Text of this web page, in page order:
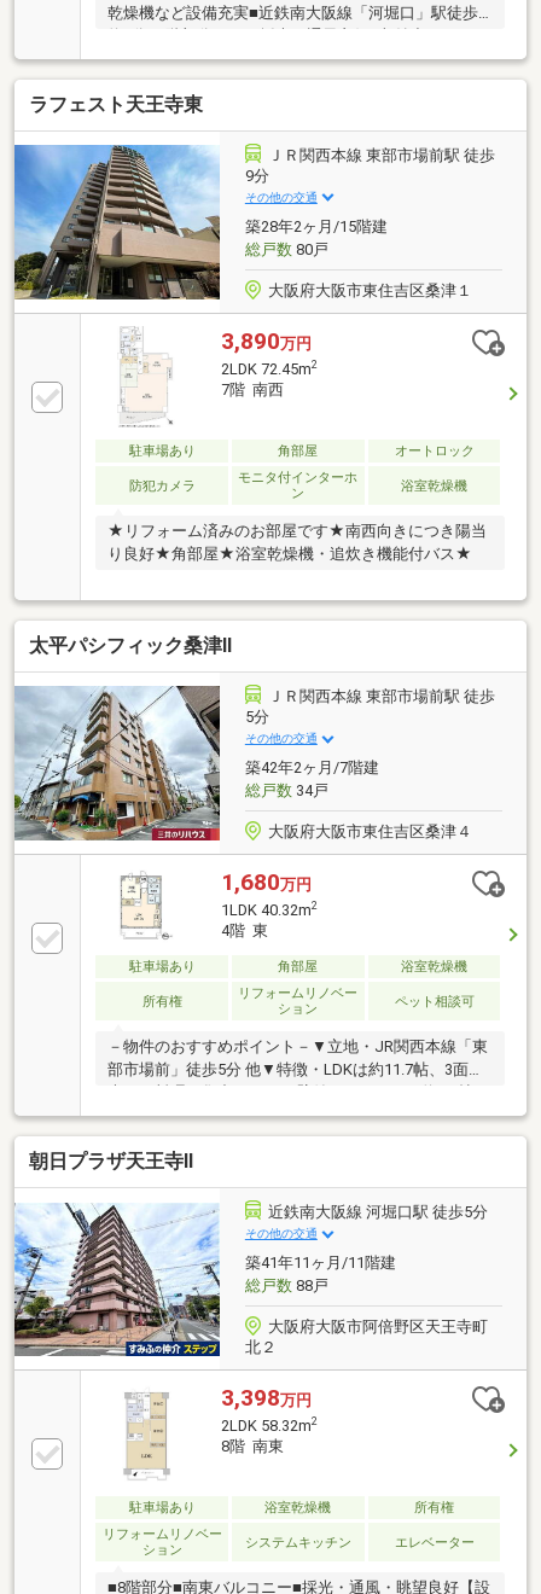
乾燥機など設備充実■近鉄南大阪線「河堀口」駅徒歩
ォークインクローゼット完備
ラフェスト天王寺東
ＪＲ関西本線 東部市場前駅 徒歩
9分
その他の交通
築28年2ヶ月/15階建
総戸数80戸
大阪府大阪市東住吉区桑津１
3,890万円
2LDK 72.45m2
7階 南西
駐車場あり 角部屋 オートロック
防犯カメラ
モニタ付インターホ
ン
浴室乾燥機
★リフォーム済みのお部屋です★南西向きにつき陽当
り良好★角部屋★浴室乾燥機・追炊き機能付バス★
太平パシフィック桑津Ⅱ
ＪＲ関西本線 東部市場前駅 徒歩
5分
その他の交通
築42年2ヶ月/7階建
総戸数34戸
大阪府大阪市東住吉区桑津４
1,680万円
1LDK 40.32m2
4階 東
駐車場あり 角部屋 浴室乾燥機
所有権
リフォームリノベー
ション
ペット相談可
－物件のおすすめポイント－▼立地・JR関西本線「東
部市場前」徒歩5分 他▼特徴・LDKは約11.7帖、3面採
洋室に収納スペース有・全居室フローリング・ペット
飼育可能(規約制限有)▼設備・浴室乾燥機・食器洗乾
燥機▼2026年6月室内リフォーム済【新調】トイレ、
キッチン▼周辺環境・デイリーカナートイズミヤ桑津
店 徒歩7分(約560m)・ファミリーマート東住吉杭全店
徒歩4分(約300m)■ ご希望の住まい探しをお手伝いし
ます ━━━━━・・・物件の詳細・ご相談はお気軽に
お問い合わせください。
朝日プラザ天王寺Ⅱ
近鉄南大阪線 河堀口駅 徒歩5分
その他の交通
築41年11ヶ月/11階建
総戸数88戸
大阪府大阪市阿倍野区天王寺町
北２
3,398万円
2LDK 58.32m2
8階 南東
駐車場あり 浴室乾燥機
所有権
リフォームリノベー
ション
システムキッチン エレベーター
■8階部分■南東バルコニー■採光・通風・眺望良好【設